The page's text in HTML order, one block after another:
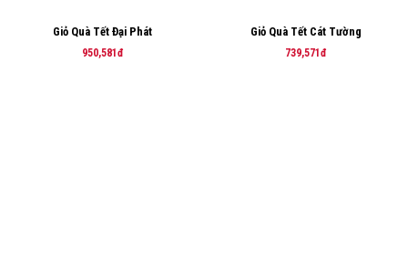
Giỏ Quà Tết Đại Phát
950,581đ
Giỏ Quà Tết Cát Tường
739,571đ